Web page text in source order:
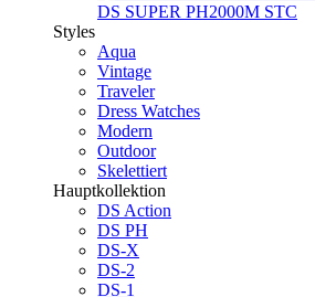
DS SUPER PH2000M STC
Styles
Aqua
Vintage
Traveler
Dress Watches
Modern
Outdoor
Skelettiert
Hauptkollektion
DS Action
DS PH
DS-X
DS-2
DS-1